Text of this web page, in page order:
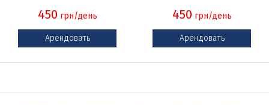
450 грн/день
Арендовать
450 грн/день
Арендовать